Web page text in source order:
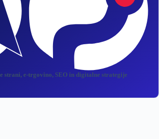
strani, e‑trgovino, SEO in digitalne strategije